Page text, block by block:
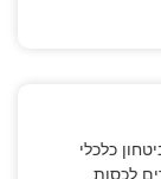
כלכלי
לכסות